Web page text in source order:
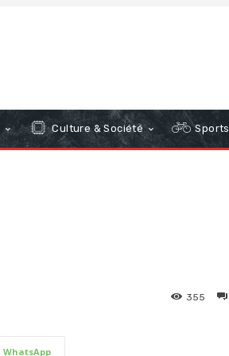
Culture & Société Sports
355
WhatsApp